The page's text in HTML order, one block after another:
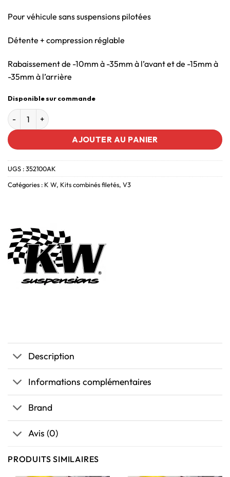
Pour véhicule sans suspensions pilotées
Détente + compression réglable
Rabaissement de -10mm à -35mm à l’avant et de -15mm à
-35mm à l’arrière
Disponible sur commande
AJOUTER AU PANIER
UGS :352100AK
Catégories : K W, Kits combinés filetés, V3
Description
Informations complémentaires
Brand
Avis (0)
PRODUITS SIMILAIRES